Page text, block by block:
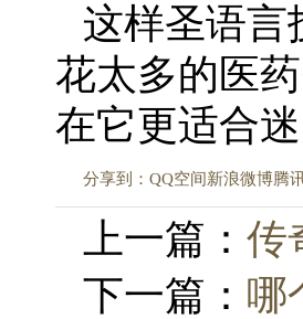
这样圣语言
花太多的医
在它更适合
分享到： QQ空间新浪微博腾
上一篇： 传
下一篇： 哪